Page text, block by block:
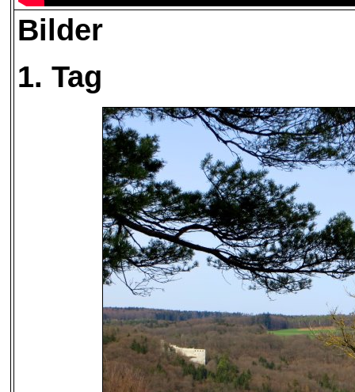
Bilder
1. Tag